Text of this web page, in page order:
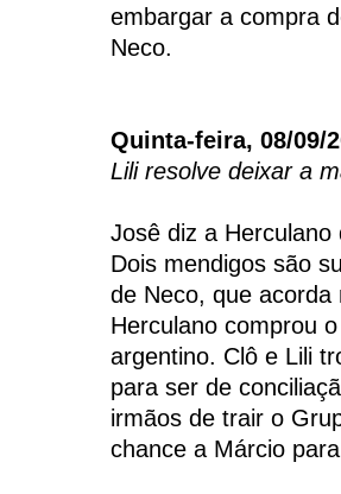
embargar a compra
Neco.
Quinta-feira, 08/09/
Lili resolve deixar a
Josê diz a
Dois mendigos são
de Neco, que
Herculano comprou
argentino. Clô e Lili
para ser de
irmãos de trair o
chance a Márcio